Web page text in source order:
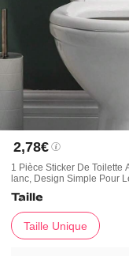
2,78€
1 Pièce Sticker De Toilette
Lanc, Design Simple Pour
Décoration De Couvercle
Stickers, Décalcomanie
Oration De La Maison,
Îchir Votre Maison,
Niversaire Et De Remise
Taille
Taille Unique